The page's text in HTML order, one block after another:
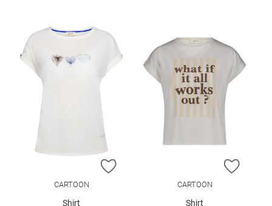
ZUR WUNSCHLISTE HINZUFÜGEN
CARTOON
Shirt
ZUR
CARTOON
Shirt